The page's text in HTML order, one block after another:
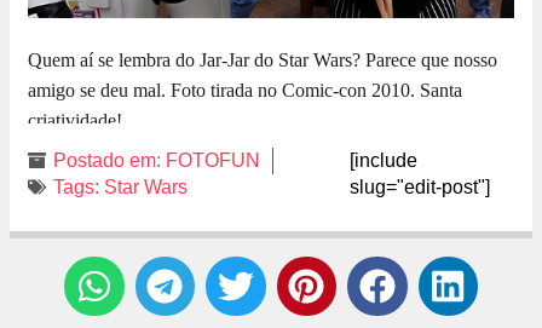
Quem aí se lembra do Jar-Jar do Star Wars? Parece que nosso
amigo se deu mal. Foto tirada no Comic-con 2010. Santa
criatividade!
Postado em: FOTOFUN
Tags: Star Wars
[include
slug="edit-post"]